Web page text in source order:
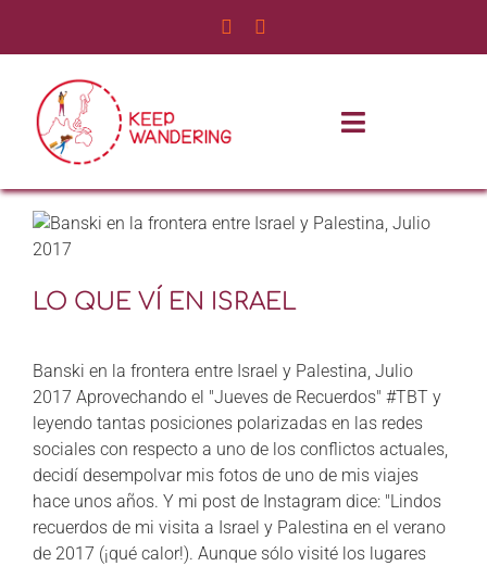
Toggle
INICIO
NOSOTROS
EXPERIENCIAS
BLOG DE VIAJES
CONTÁCTANOS
LO QUE VÍ EN ISRAEL
Banski en la frontera entre Israel y Palestina, Julio
2017 Aprovechando el "Jueves de Recuerdos" #TBT y
leyendo tantas posiciones polarizadas en las redes
sociales con respecto a uno de los conflictos actuales,
decidí desempolvar mis fotos de uno de mis viajes
hace unos años. Y mi post de Instagram dice: "Lindos
recuerdos de mi visita a Israel y Palestina en el verano
de 2017 (¡qué calor!). Aunque sólo visité los lugares